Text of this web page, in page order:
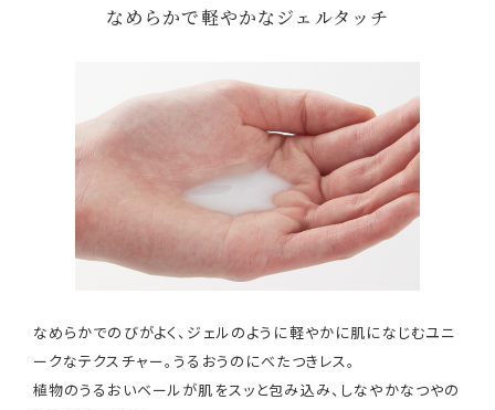
なめらかで軽やかなジェルタッチ
なめらかでのびがよく、ジェルのように軽やかに肌になじむユニ
ークなテクスチャー。うるおうのにべたつきレス。
植物のうるおいベールが肌をスッと包み込み、しなやかなつやの